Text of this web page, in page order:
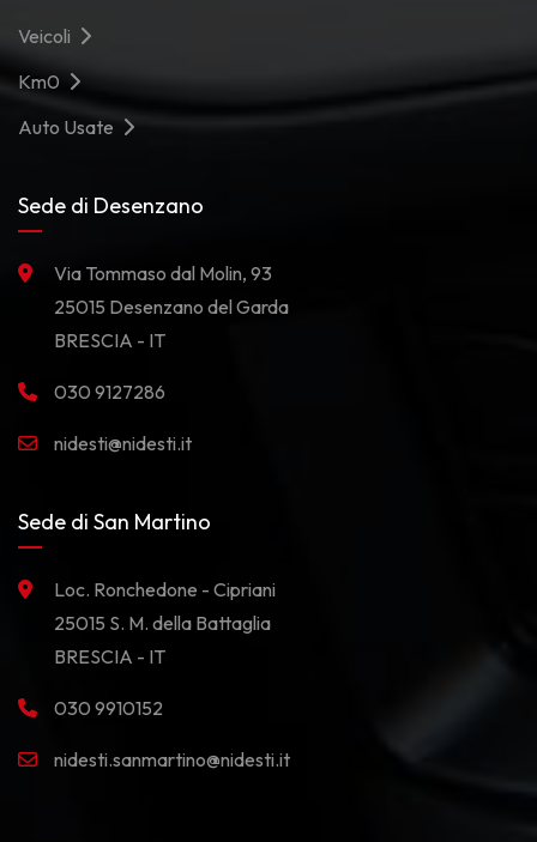
Veicoli
Km0
Auto Usate
Sede di Desenzano
Via Tommaso dal Molin, 93
25015 Desenzano del Garda
BRESCIA - IT
030 9127286
nidesti@nidesti.it
Sede di San Martino
Loc. Ronchedone - Cipriani
25015 S. M. della Battaglia
BRESCIA - IT
030 9910152
nidesti.sanmartino@nidesti.it